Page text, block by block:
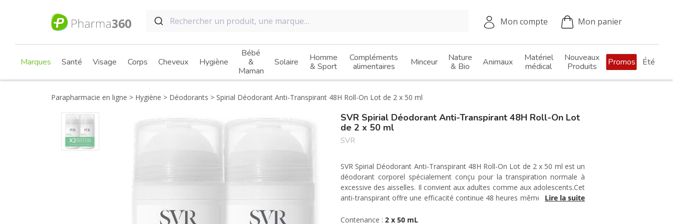
Mon compte Mon panier
Marques Santé Visage Corps Cheveux Hygiène
Bébé
&
Maman
Solaire
Homme
& Sport
Compléments
alimentaires
Minceur
Nature
& Bio
Animaux
Matériel
médical
Nouveaux
Produits
Promos Été
Parapharmacie en ligne Hygiène Déodorants Spirial Déodorant Anti-Transpirant 48H Roll-On Lot de 2 x 50 ml
SVR Spirial Déodorant Anti-Transpirant 48H Roll-On Lot
de 2 x 50 ml
SVR
SVR Spirial Déodorant Anti-Transpirant 48H Roll-On Lot de 2 x 50 ml est un
déodorant corporel spécialement conçu pour la transpiration normale à
excessive des aisselles. Il convient aux adultes comme aux adolescents.Cet
anti-transpirant offre une efficacité continue 48 heures même en situations
et Terre de Diatomée anti-humidité, régule efficacement la transpiration
Lire la suite
Contenance : 2 x 50 mL